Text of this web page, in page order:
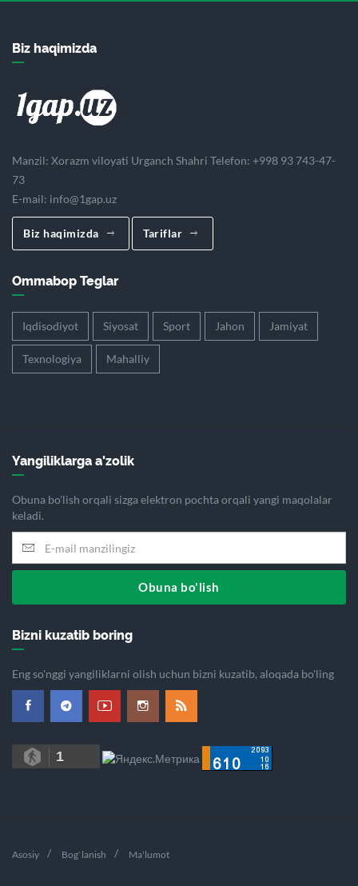
Biz haqimizda
Manzil: Xorazm viloyati Urganch Shahri Telefon: +998 93 743-47-
73
E-mail: info@1gap.uz
Biz haqimizda Tariflar
Ommabop Teglar
Iqdisodiyot Siyosat Sport Jahon Jamiyat
Texnologiya Mahalliy
Yangiliklarga a'zolik
Obuna bo'lish orqali sizga elektron pochta orqali yangi maqolalar
keladi.
Obuna bo'lish
Bizni kuzatib boring
Eng so'nggi yangiliklarni olish uchun bizni kuzatib, aloqada bo'ling
1
Asosiy Bog`lanish Ma'lumot